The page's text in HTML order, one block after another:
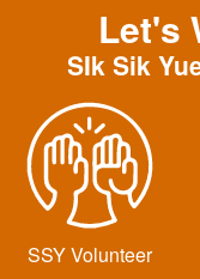
Let's
SIk Sik
SSY Volunteer